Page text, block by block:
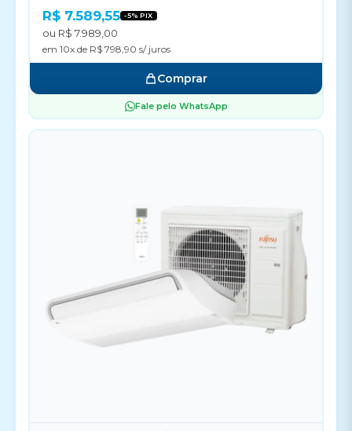
R$ 7.589,55 -5% PIX
ou R$ 7.989,00
em 10x de R$ 798,90 s/ juros
Comprar
Fale pelo WhatsApp